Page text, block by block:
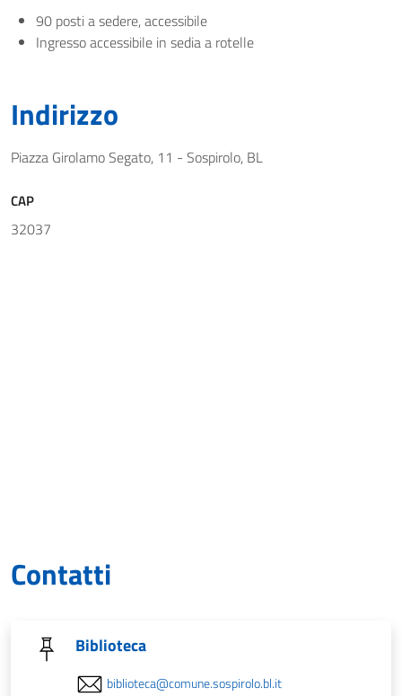
90 posti a sedere, accessibile
Ingresso accessibile in sedia a rotelle
Indirizzo
Piazza Girolamo Segato, 11 - Sospirolo, BL
CAP
32037
Contatti
Biblioteca
biblioteca@comune.sospirolo.bl.it